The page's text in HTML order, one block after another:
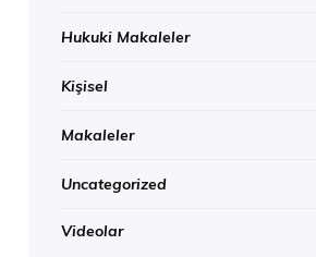
Hukuki Makaleler
Kişisel
Makaleler
Uncategorized
Videolar